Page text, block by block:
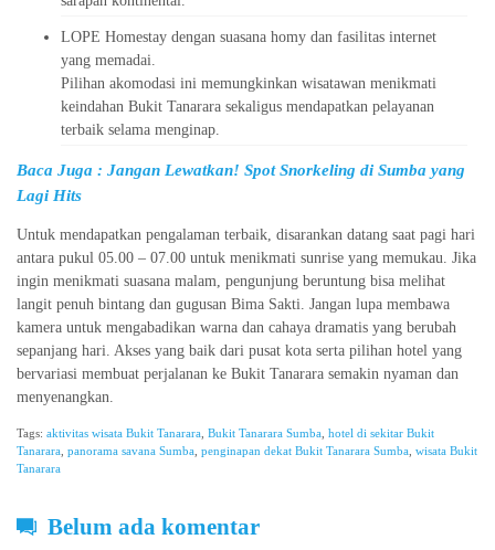
LOPE Homestay dengan suasana homy dan fasilitas internet
yang memadai.
Pilihan akomodasi ini memungkinkan wisatawan menikmati
keindahan Bukit Tanarara sekaligus mendapatkan pelayanan
terbaik selama menginap.
Baca Juga : Jangan Lewatkan! Spot Snorkeling di Sumba yang
Lagi Hits
Untuk mendapatkan pengalaman terbaik, disarankan datang saat pagi hari
antara pukul 05.00 – 07.00 untuk menikmati sunrise yang memukau. Jika
ingin menikmati suasana malam, pengunjung beruntung bisa melihat
langit penuh bintang dan gugusan Bima Sakti. Jangan lupa membawa
kamera untuk mengabadikan warna dan cahaya dramatis yang berubah
sepanjang hari. Akses yang baik dari pusat kota serta pilihan hotel yang
bervariasi membuat perjalanan ke Bukit Tanarara semakin nyaman dan
menyenangkan.
Tags: aktivitas wisata Bukit Tanarara Bukit Tanarara Sumba hotel di sekitar Bukit
Tanarara panorama savana Sumba penginapan dekat Bukit Tanarara Sumba wisata Bukit
Tanarara
Belum ada komentar